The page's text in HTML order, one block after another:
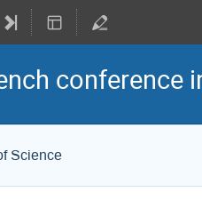
conference
Science